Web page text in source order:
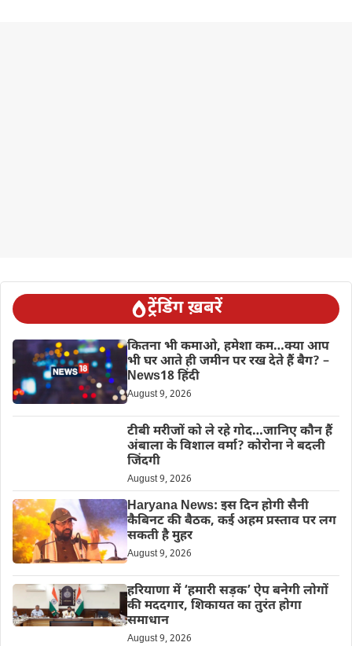
ट्रेंडिंग ख़बरें
कितना भी कमाओ, हमेशा कम…क्या आप
भी घर आते ही जमीन पर रख देते हैं बैग? –
News18 हिंदी
August 9, 2026
टीबी मरीजों को ले रहे गोद…जानिए कौन हैं
अंबाला के विशाल वर्मा? कोरोना ने बदली
जिंदगी
August 9, 2026
Haryana News: इस दिन होगी सैनी
कैबिनट की बैठक, कई अहम प्रस्ताव पर लग
सकती है मुहर
August 9, 2026
हरियाणा में ‘हमारी सड़क’ ऐप बनेगी लोगों
की मददगार, शिकायत का तुरंत होगा
समाधान
August 9, 2026